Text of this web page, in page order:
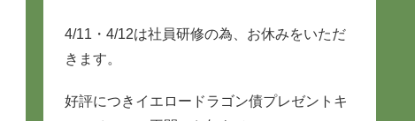
4/11・4/12は社員研修の為、お休みをいただ
きます。
好評につきイエロードラゴン債プレゼントキ